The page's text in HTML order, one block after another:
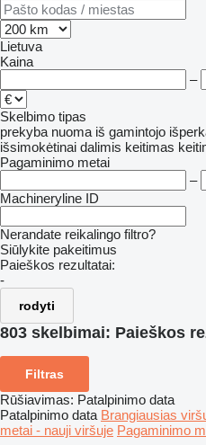
Lietuva
Kaina
–
Skelbimo tipas
prekyba nuoma iš gamintojo
išsimokėtinai dalimis keitimas
Pagaminimo metai
–
Machineryline ID
Nerandate reikalingo filtro?
Siūlykite pakeitimus
Paieškos rezultatai:
-
rodyti
803 skelbimai: Paieškos
Filtras
Rūšiavimas: Patalpinimo data
Patalpinimo data Brangiausias
metai - nauji viršuje Pagaminimo